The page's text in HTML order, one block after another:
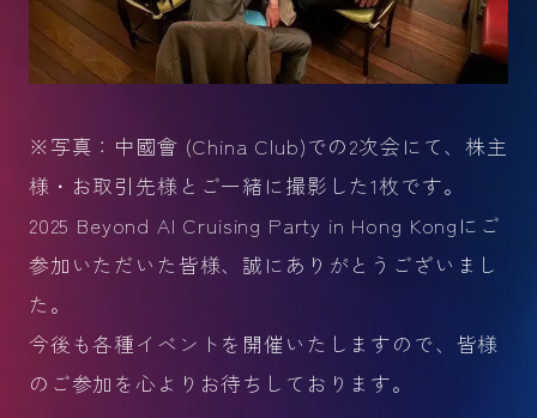
※写真：中國會 (China Club)での2次会にて、株主
様・お取引先様とご一緒に撮影した1枚です。
2025 Beyond AI Cruising Party in Hong Kongにご
参加いただいた皆様、誠にありがとうございまし
た。
今後も各種イベントを開催いたしますので、皆様
のご参加を心よりお待ちしております。